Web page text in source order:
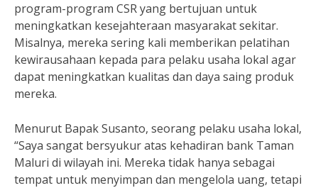
program-program CSR yang bertujuan untuk
meningkatkan kesejahteraan masyarakat sekitar.
Misalnya, mereka sering kali memberikan pelatihan
kewirausahaan kepada para pelaku usaha lokal agar
dapat meningkatkan kualitas dan daya saing produk
mereka.
Menurut Bapak Susanto, seorang pelaku usaha lokal,
“Saya sangat bersyukur atas kehadiran bank Taman
Maluri di wilayah ini. Mereka tidak hanya sebagai
tempat untuk menyimpan dan mengelola uang, tetapi